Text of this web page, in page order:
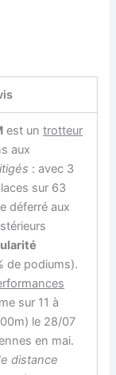
est untrotteur
aux
: avec 3
sur 63
déferré aux
de podiums).
sur 11 à
le 28/07
en mai.
distance